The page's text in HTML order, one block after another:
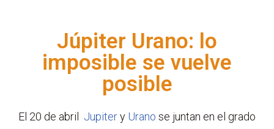
contenido
Júpiter Urano: lo
imposible se vuelve
posible
El 20 de abril Jupitery Urano se juntan en el grado